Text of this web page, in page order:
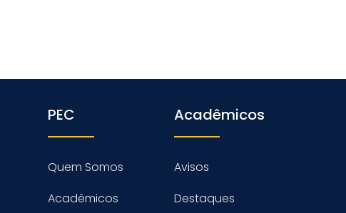
PEC
Quem Somos
Acadêmicos
Acadêmicos
Avisos
Destaques